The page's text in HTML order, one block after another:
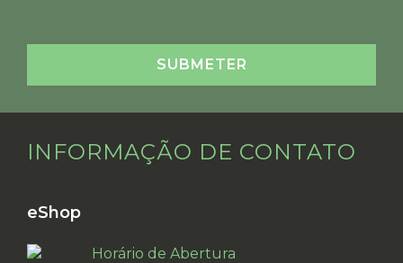
INFORMAÇÃO DE CONTATO
eShop
Horário de Abertura